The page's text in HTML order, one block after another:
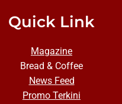
Quick Link
Magazine
Bread & Coffee
News Feed
Promo Terkini